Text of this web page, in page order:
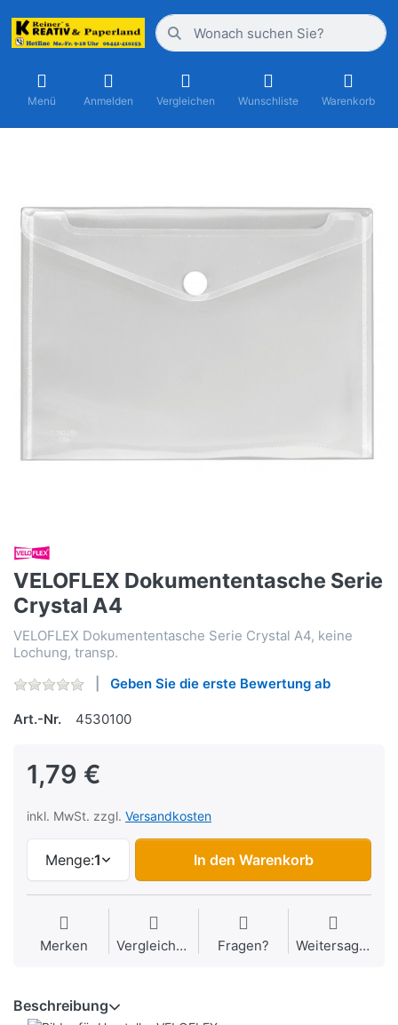
Menü Anmelden Vergleichen Wunschliste Warenkorb
VELOFLEX Dokumententasche Serie
Crystal A4
VELOFLEX Dokumententasche Serie Crystal A4, keine
Lochung, transp.
Geben Sie die erste Bewertung ab
Art.-Nr. 4530100
1,79 €
inkl. MwSt. zzgl. Versandkosten
Menge:1 In den Warenkorb
Merken Vergleichen Fragen? Weitersagen
Beschreibung